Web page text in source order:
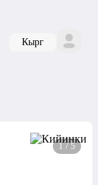
Кырг
1 / 5